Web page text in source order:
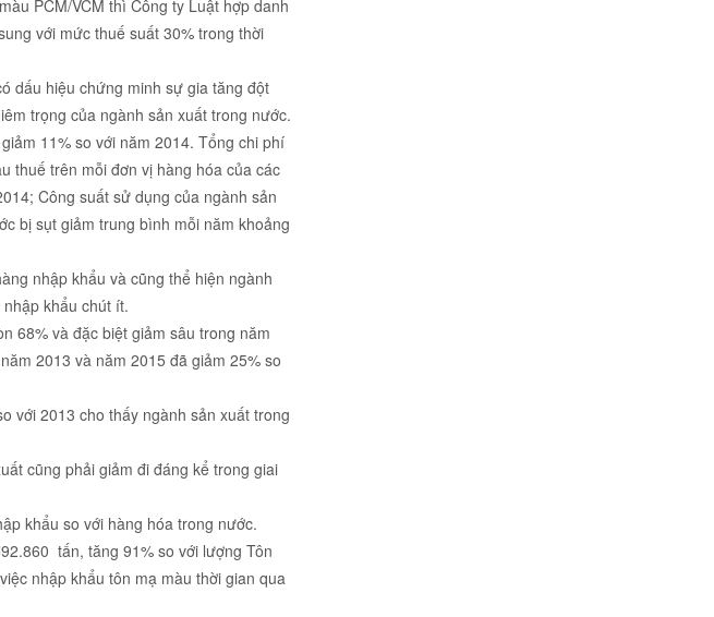
PCM/VCM thì Công ty Luật hợp danh
với mức thuế suất 30% trong thời
dấu hiệu chứng minh sự gia tăng đột
trọng của ngành sản xuất trong nước.
11% so với năm 2014. Tổng chi phí
thuế trên mỗi đơn vị hàng hóa của các
Công suất sử dụng của ngành sản
bị sụt giảm trung bình mỗi năm khoảng
nhập khẩu và cũng thể hiện ngành
khẩu chút ít.
68% và đặc biệt giảm sâu trong năm
2013 và năm 2015 đã giảm 25% so
với 2013 cho thấy ngành sản xuất trong
cũng phải giảm đi đáng kể trong giai
khẩu so với hàng hóa trong nước.
tấn, tăng 91% so với lượng Tôn
nhập khẩu tôn mạ màu thời gian qua